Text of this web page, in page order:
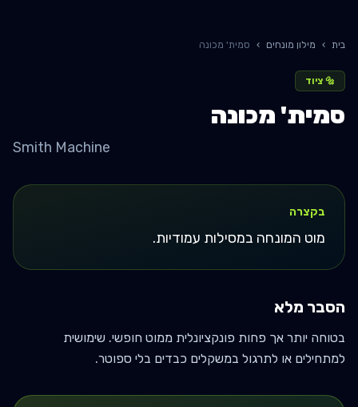
בית › מילון מונחים › סמית' מכונה
🔩 ציוד
סמית' מכונה
Smith Machine
בקצרה
מוט המונחה במסילות עמודיות.
הסבר מלא
בטוחה יותר אך פחות פונקציונלית ממוט חופשי. שימושית
למתחילים או לתרגול במשקלים כבדים בלי ספוטר.